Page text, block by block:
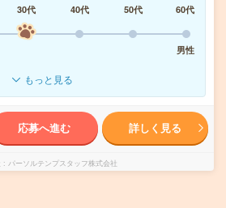
30代 40代 50代
60代
男性
もっと見る
応募へ進む 詳しく見る
パーソルテンプスタッフ株式会社